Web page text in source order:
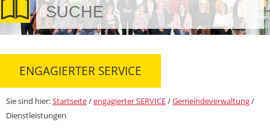
ENGAGIERTER SERVICE
Sie sind hier:Startseite/engagierter SERVICE/Gemeindeverwaltung/
Dienstleistungen